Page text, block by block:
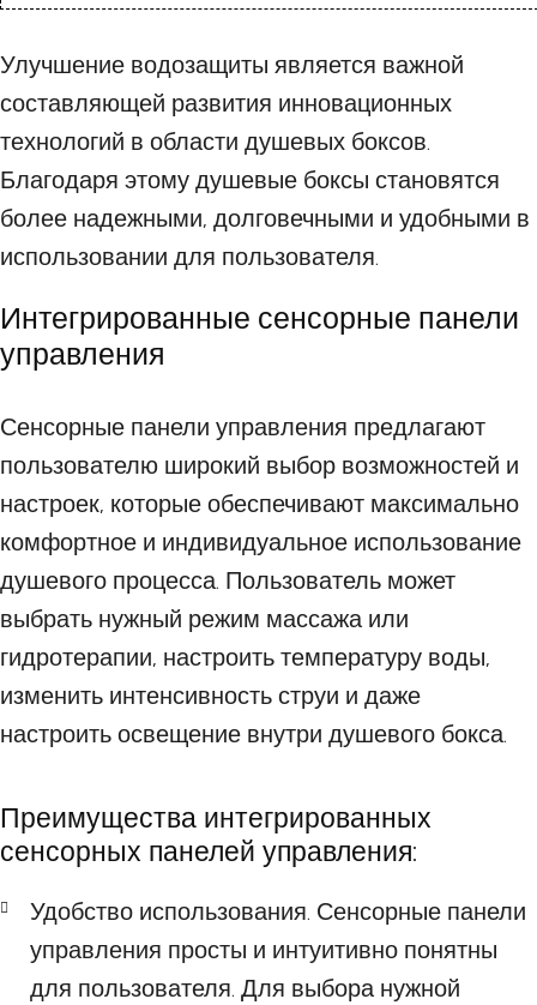
Улучшение водозащиты является важной
составляющей развития инновационных
технологий в области душевых боксов.
Благодаря этому душевые боксы становятся
более надежными, долговечными и удобными в
использовании для пользователя.
Интегрированные сенсорные панели
управления
Сенсорные панели управления предлагают
пользователю широкий выбор возможностей и
настроек, которые обеспечивают максимально
комфортное и индивидуальное использование
душевого процесса. Пользователь может
выбрать нужный режим массажа или
гидротерапии, настроить температуру воды,
изменить интенсивность струи и даже
настроить освещение внутри душевого бокса.
Преимущества интегрированных
сенсорных панелей управления:
Удобство использования. Сенсорные панели
управления просты и интуитивно понятны
для пользователя. Для выбора нужной